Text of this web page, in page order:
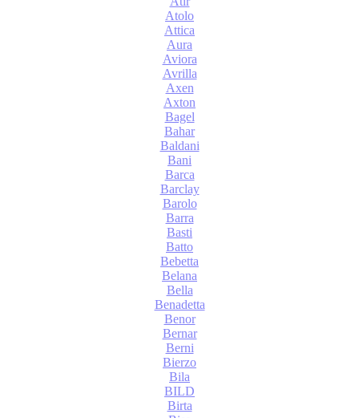
Atolo
Attica
Aura
Aviora
Avrilla
Axen
Axton
Bagel
Bahar
Baldani
Bani
Barca
Barclay
Barolo
Barra
Basti
Batto
Bebetta
Belana
Bella
Benadetta
Benor
Bernar
Berni
Bierzo
Bila
BILD
Birta